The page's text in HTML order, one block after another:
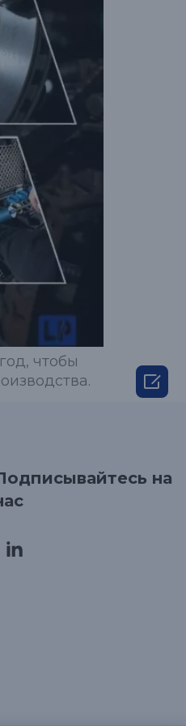
чтобы
на
Japanese
